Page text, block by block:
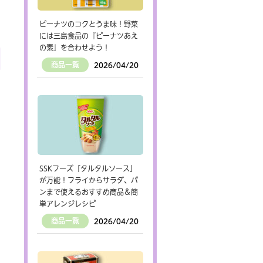
ピーナツのコクとうま味！野菜
には三島食品の『ピーナツあえ
の素』を合わせよう！
商品一覧 2026/04/20
SSKフーズ「タルタルソース」
が万能！フライからサラダ、パ
ンまで使えるおすすめ商品＆簡
単アレンジレシピ
商品一覧 2026/04/20